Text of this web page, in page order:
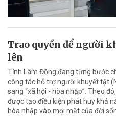
Trao quyền để người
lên
Tỉnh Lâm Đồng đang từng bước
công tác hỗ trợ người khuyết tật
sang “xã hội - hòa nhập”. Theo
được tạo điều kiện phát huy khả
hòa nhập vào mọi mặt của đời